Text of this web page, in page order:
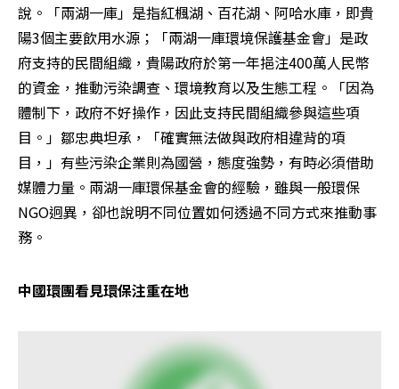
說。「兩湖一庫」是指紅楓湖、百花湖、阿哈水庫，即貴
陽3個主要飲用水源；「兩湖一庫環境保護基金會」是政
府支持的民間組織，貴陽政府於第一年挹注400萬人民幣
的資金，推動污染調查、環境教育以及生態工程。「因為
體制下，政府不好操作，因此支持民間組織參與這些項
目。」鄒忠典坦承，「確實無法做與政府相違背的項
目，」有些污染企業則為國營，態度強勢，有時必須借助
媒體力量。兩湖一庫環保基金會的經驗，雖與一般環保
NGO迥異，卻也說明不同位置如何透過不同方式來推動事
務。
中國環團看見環保注重在地